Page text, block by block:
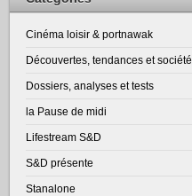
Cinéma loisir & portnawak
Découvertes, tendances et société
Dossiers, analyses et tests
la Pause de midi
Lifestream S&D
S&D présente
Stanalone